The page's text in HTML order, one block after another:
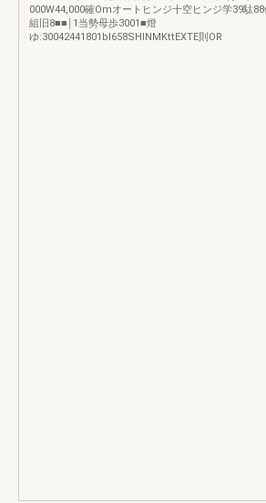
000W44,000確Omオートヒンジ十空ヒンジ学39駄
組旧8■■￨1当勢母歩3001■燈
ゆ:30042441801bl658SHINMKttEXTE則OR